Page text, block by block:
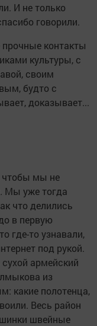
И не только
говорили.
прочные контакты
культуры, с
своим
будто с
доказывает...
чтобы мы не
Мы уже тогда
что делились
в первую
где-то узнавали,
под рукой.
армейский
из
какие полотенца,
Весь район
швейные